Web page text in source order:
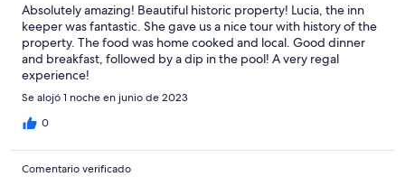
Absolutely amazing! Beautiful historic property! Lucia, the inn
keeper was fantastic. She gave us a nice tour with history of the
property. The food was home cooked and local. Good dinner
and breakfast, followed by a dip in the pool! A very regal
experience!
Se alojó 1 noche en junio de 2023
0
Comentario verificado